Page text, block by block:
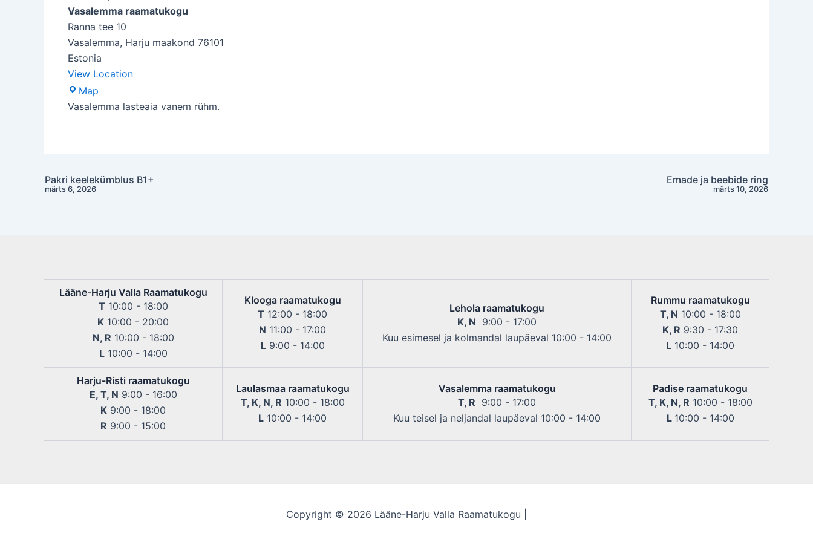
Vasalemma raamatukogu
Ranna tee 10
Vasalemma, Harju maakond 76101
Estonia
View Location
Map
raamatukogu
Vasalemma lasteaia vanem rühm.
Post
navigation
Pakri keelekümblus B1+
märts 6, 2026
Emade ja beebide ring
märts 10, 2026
Lääne-Harju Valla Raamatukogu
T 10:00 - 18:00
K 10:00 - 20:00
N, R 10:00 - 18:00
L10:00 - 14:00
Klooga raamatukogu
T 12:00 - 18:00
N 11:00 - 17:00
L9:00 - 14:00
Lehola raamatukogu
K, N 9:00 - 17:00
Kuu esimesel ja kolmandal laupäeval 10:00 - 14:00
Rummu raamatukogu
T, N 10:00 - 18:00
K, R 9:30 - 17:30
L 10:00 - 14:00
Harju-Risti raamatukogu
E, T, N 9:00 - 16:00
K 9:00 - 18:00
R 9:00 - 15:00
Laulasmaa raamatukogu
T, K, N, R 10:00 - 18:00
L 10:00 - 14:00
Vasalemma raamatukogu
T, R 9:00 - 17:00
Kuu teisel ja neljandal laupäeval 10:00 - 14:00
Padise raamatukogu
T, K, N, R 10:00 - 18:00
L 10:00 - 14:00
Copyright © 2026 Lääne-Harju Valla Raamatukogu |